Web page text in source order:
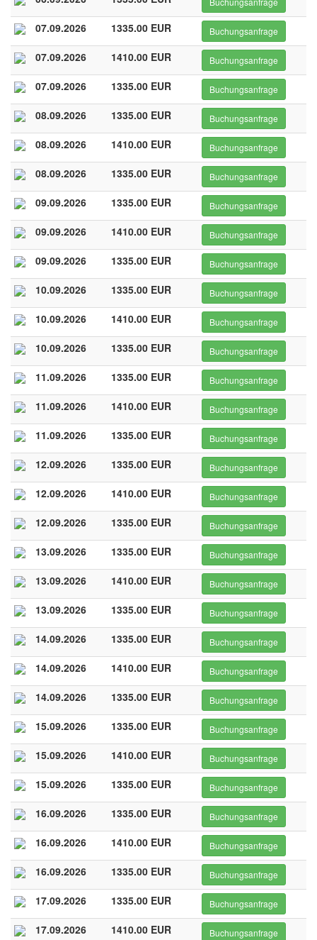
07.09.2026 1335.00 EUR Buchungsanfrage
07.09.2026 1410.00 EUR Buchungsanfrage
07.09.2026 1335.00 EUR Buchungsanfrage
08.09.2026 1335.00 EUR Buchungsanfrage
08.09.2026 1410.00 EUR Buchungsanfrage
08.09.2026 1335.00 EUR Buchungsanfrage
09.09.2026 1335.00 EUR Buchungsanfrage
09.09.2026 1410.00 EUR Buchungsanfrage
09.09.2026 1335.00 EUR Buchungsanfrage
10.09.2026 1335.00 EUR Buchungsanfrage
10.09.2026 1410.00 EUR Buchungsanfrage
10.09.2026 1335.00 EUR Buchungsanfrage
11.09.2026 1335.00 EUR Buchungsanfrage
11.09.2026 1410.00 EUR Buchungsanfrage
11.09.2026 1335.00 EUR Buchungsanfrage
12.09.2026 1335.00 EUR Buchungsanfrage
12.09.2026 1410.00 EUR Buchungsanfrage
12.09.2026 1335.00 EUR Buchungsanfrage
13.09.2026 1335.00 EUR Buchungsanfrage
13.09.2026 1410.00 EUR Buchungsanfrage
13.09.2026 1335.00 EUR Buchungsanfrage
14.09.2026 1335.00 EUR Buchungsanfrage
14.09.2026 1410.00 EUR Buchungsanfrage
14.09.2026 1335.00 EUR Buchungsanfrage
15.09.2026 1335.00 EUR Buchungsanfrage
15.09.2026 1410.00 EUR Buchungsanfrage
15.09.2026 1335.00 EUR Buchungsanfrage
16.09.2026 1335.00 EUR Buchungsanfrage
16.09.2026 1410.00 EUR Buchungsanfrage
16.09.2026 1335.00 EUR Buchungsanfrage
17.09.2026 1335.00 EUR Buchungsanfrage
17.09.2026 1410.00 EUR Buchungsanfrage